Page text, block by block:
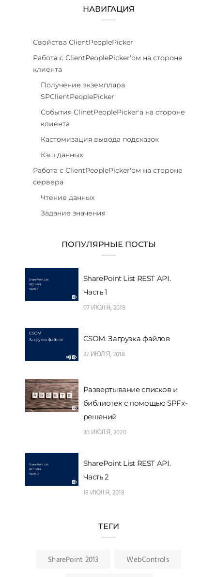
НАВИГАЦИЯ
Свойства ClientPeoplePicker
Работа с ClientPeoplePicker'ом на стороне
клиента
Получение экземпляра
SPClientPeoplePicker
События ClinetPeoplePicker'а на стороне
клиента
Кастомизация вывода подсказок
Кэш данных
Работа с ClientPeoplePicker'ом на стороне
сервера
Чтение данных
Задание значения
ПОПУЛЯРНЫЕ ПОСТЫ
SharePoint List REST API.
Часть 1
07 ИЮЛЯ, 2018
CSOM. Загрузка файлов
27 ИЮЛЯ, 2018
Развертывание списков и
библиотек с помощью SPFx-
решений
30 ИЮЛЯ, 2020
SharePoint List REST API.
Часть 2
18 ИЮЛЯ, 2018
ТЕГИ
SharePoint 2013 WebControls